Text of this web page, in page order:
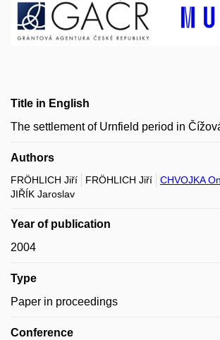
Title in English
The settlement of Urnfield period in
Authors
FRÖHLICH Jiří FRÖHLICH Jiří
CHVOJKA
JIŘÍK Jaroslav
Year of publication
2004
Type
Paper in proceedings
Conference